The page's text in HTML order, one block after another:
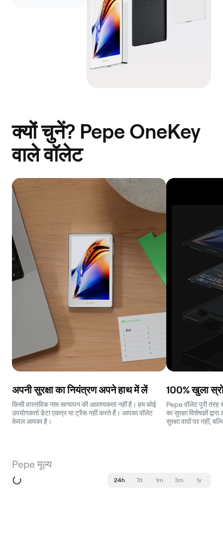
क्यों चुनें? Pepe OneKey
वाले वॉलेट
अपनी सुरक्षा का नियंत्रण अपने हाथ में लें
किसी वास्तविक नाम सत्यापन की आवश्यकता नहीं है। हम कोई
उपयोगकर्ता डेटा एकत्र या ट्रैक नहीं करते हैं। आपका वॉलेट
केवल आपका है।
100% खुला
Pepe वॉलेट पूरी तरह
का सुरक्षा विशेषज्ञों
सुरक्षा वादों पर नहीं,
Pepe मूल्य
24h 7d 1m 3m 1y